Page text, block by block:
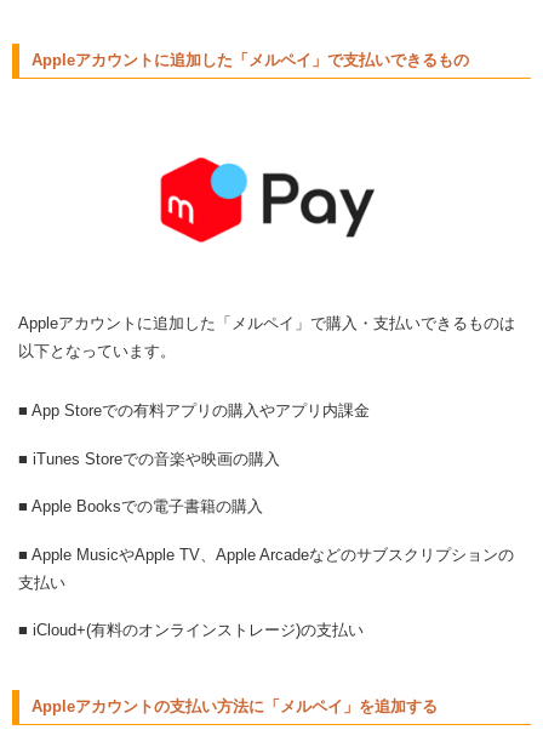
Appleアカウントに追加した「メルペイ」で支払いできるもの
Appleアカウントに追加した「メルペイ」で購入・支払いできるものは
以下となっています。
■ App Storeでの有料アプリの購入やアプリ内課金
■ iTunes Storeでの音楽や映画の購入
■ Apple Booksでの電子書籍の購入
■ Apple MusicやApple TV、Apple Arcadeなどのサブスクリプションの
支払い
■ iCloud+(有料のオンラインストレージ)の支払い
Appleアカウントの支払い方法に「メルペイ」を追加する